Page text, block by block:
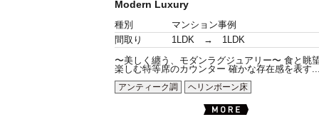
Modern Luxury
種別
マンション事例
間取り
1LDK → 1LDK
〜美しく纏う、モダンラグジュアリー〜 食と眺
楽しむ特等席のカウンター 確かな存在感を表す
アンティーク調
ヘリンボーン床